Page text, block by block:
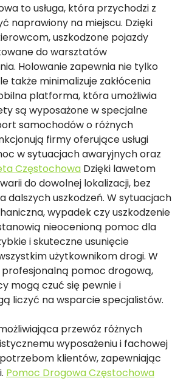
to usługa, która przychodzi z
naprawiony na miejscu. Dzięki
uszkodzone pojazdy
do warsztatów
Holowanie zapewnia nie tylko
także minimalizuje zakłócenia
platforma, która umożliwia
są wyposażone w specjalne
samochodów o różnych
firmy oferujące usługi
w sytuacjach awaryjnych oraz
Częstochowa Dzięki lawetom
do dowolnej lokalizacji, bez
dalszych uszkodzeń. W sytuacjach
wypadek czy uszkodzenie
nieocenioną pomoc dla
i skuteczne usunięcie
użytkownikom drogi. W
pomoc drogową,
mogą czuć się pewnie i
liczyć na wsparcie specjalistów.
przewóz różnych
wyposażeniu i fachowej
klientów, zapewniając
Pomoc Drogowa Częstochowa